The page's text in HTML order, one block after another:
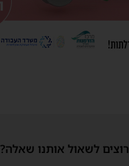
לשאול אותנו שאלה?